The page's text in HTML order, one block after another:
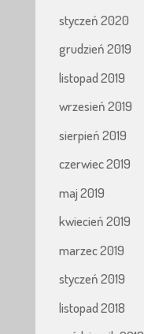
styczeń 2020
grudzień 2019
listopad 2019
wrzesień 2019
sierpień 2019
czerwiec 2019
maj 2019
kwiecień 2019
marzec 2019
styczeń 2019
listopad 2018